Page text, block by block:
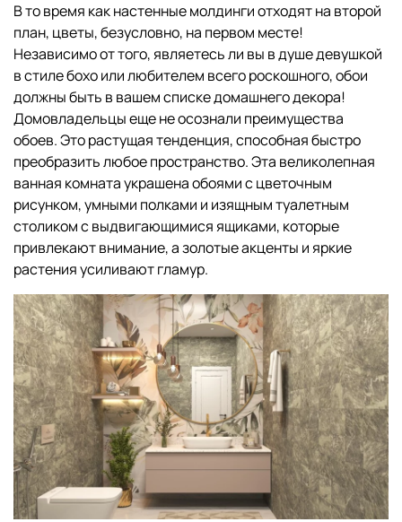
В то время как настенные молдинги отходят на второй
план, цветы, безусловно, на первом месте!
Независимо от того, являетесь ли вы в душе девушкой
в ​​стиле бохо или любителем всего роскошного, обои
должны быть в вашем списке домашнего декора!
Домовладельцы еще не осознали преимущества
обоев. Это растущая тенденция, способная быстро
преобразить любое пространство. Эта великолепная
ванная комната украшена обоями с цветочным
рисунком, умными полками и изящным туалетным
столиком с выдвигающимися ящиками, которые
привлекают внимание, а золотые акценты и яркие
растения усиливают гламур.